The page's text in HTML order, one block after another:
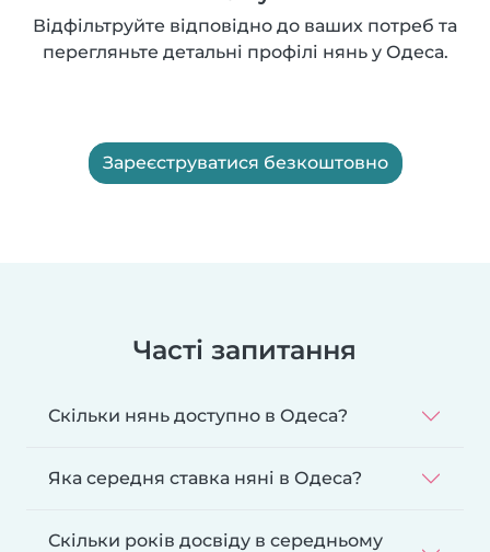
Відфільтруйте відповідно до ваших потреб та
перегляньте детальні профілі нянь у Одеса.
Зареєструватися безкоштовно
Часті запитання
Скільки нянь доступно в Одеса?
Яка середня ставка няні в Одеса?
Скільки років досвіду в середньому